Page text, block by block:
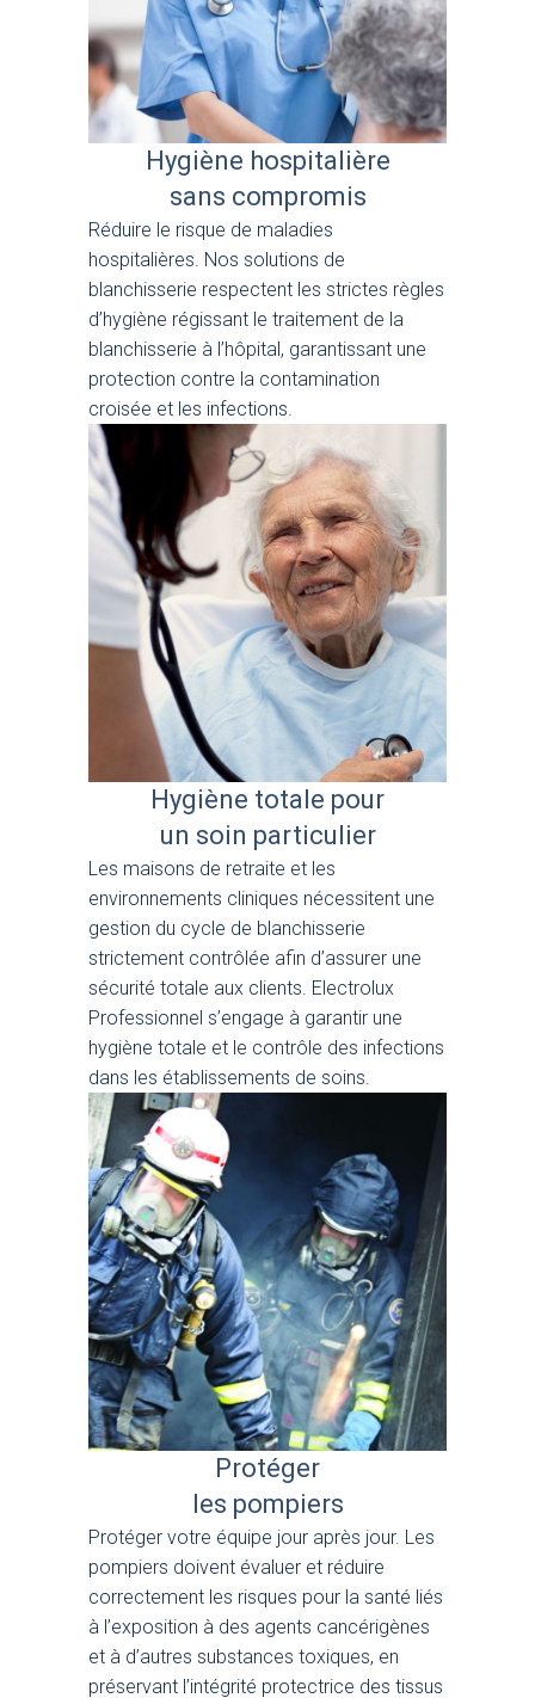
Hygiène hospitalière
sans compromis
Réduire le risque de maladies
hospitalières. Nos solutions de
blanchisserie respectent les strictes règles
d’hygiène régissant le traitement de la
blanchisserie à l’hôpital, garantissant une
protection contre la contamination
croisée et les infections.
Hygiène totale pour
un soin particulier
Les maisons de retraite et les
environnements cliniques nécessitent une
gestion du cycle de blanchisserie
strictement contrôlée afin d’assurer une
sécurité totale aux clients. Electrolux
Professionnel s’engage à garantir une
hygiène totale et le contrôle des infections
dans les établissements de soins.
Protéger
les pompiers
Protéger votre équipe jour après jour. Les
pompiers doivent évaluer et réduire
correctement les risques pour la santé liés
à l’exposition à des agents cancérigènes
et à d’autres substances toxiques, en
préservant l’intégrité protectrice des tissus